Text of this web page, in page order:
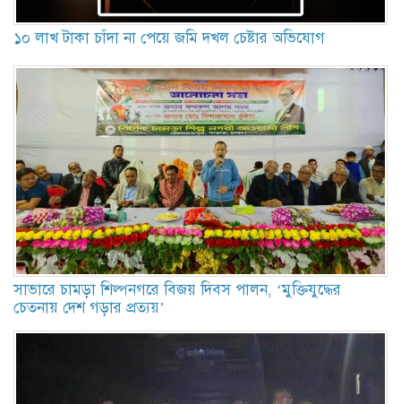
১০ লাখ টাকা চাঁদা না পেয়ে জমি দখল চেষ্টার অভিযোগ
সাভারে চামড়া শিল্পনগরে বিজয় দিবস পালন, ‘মুক্তিযুদ্ধের
চেতনায় দেশ গড়ার প্রত্যয়’